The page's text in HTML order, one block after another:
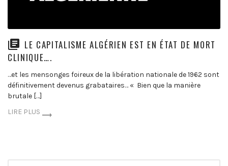
LE CAPITALISME ALGÉRIEN EST EN ÉTAT DE MORT
CLINIQUE….
…et les mensonges foireux de la libération nationale de 1962 sont
définitivement devenus grabataires… « Bien que la manière
brutale […]
LIRE PLUS